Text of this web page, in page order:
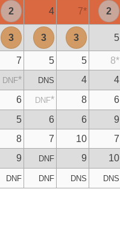
2 4 7* 2
3 3 3 5
7 5 5 8*
DNF* DNS 4 4
6 DNF* 8 6
5 6 6 9
8 7 10 7
9 DNF 9 10
DNF DNF DNS DNS